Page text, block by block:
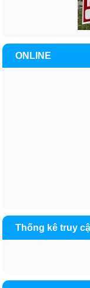
ONLINE
Thống kê truy